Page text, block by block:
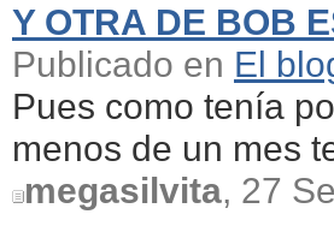
Y OTRA DE BOB
Publicado en El
Pues como tenía
menos de un mes
megasilvita, 27